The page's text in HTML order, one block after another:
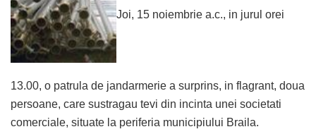
Joi, 15 noiembrie a.c., in jurul orei
13.00, o patrula de jandarmerie a surprins, in flagrant, doua
persoane, care sustragau tevi din incinta unei societati
comerciale, situate la periferia municipiului Braila.